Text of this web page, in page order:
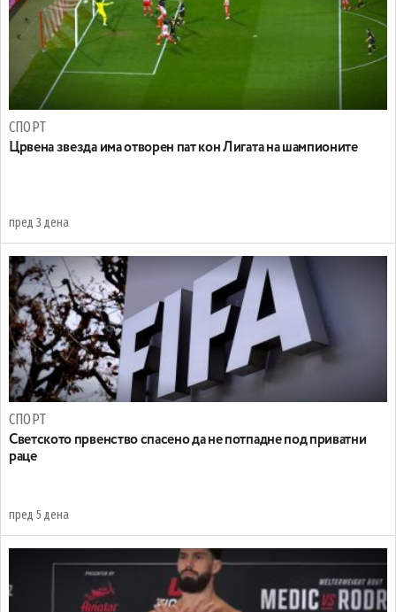
СПОРТ
Црвена звезда има отворен пат кон Лигата на шампионите
пред 3 дена
СПОРТ
Светското првенство спасено да не потпадне под приватни
раце
пред 5 дена